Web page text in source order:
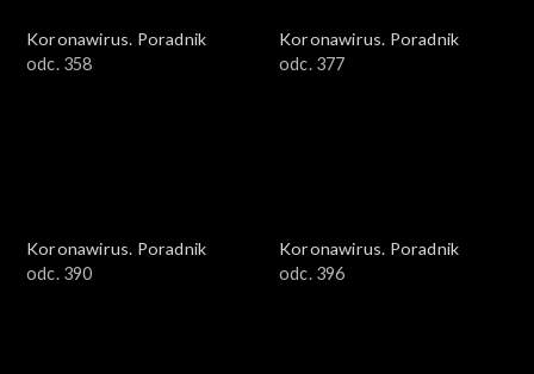
Koronawirus. Poradnik
odc. 358
Koronawirus. Poradnik
odc. 377
Koronawirus. Poradnik
odc. 390
Koronawirus. Poradnik
odc. 396